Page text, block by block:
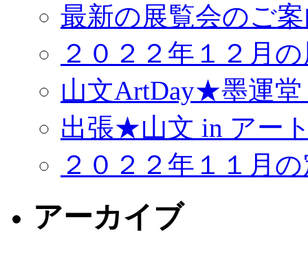
最新の展覧会のご
２０２２年１２月
山文ArtDay★墨運
出張★山文 in アー
２０２２年１１月
アーカイブ